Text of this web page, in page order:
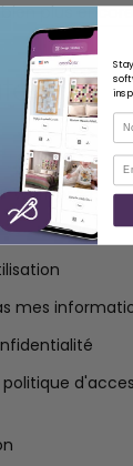
plus
Worldwide
mes
Nom